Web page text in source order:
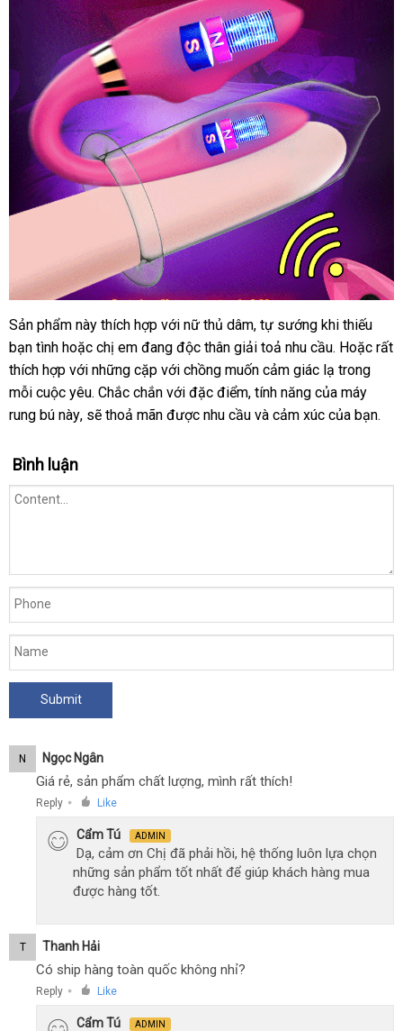
Sản phẩm này thích hợp có
nên
chọn
với nữ thủ dâmtự
động
, tự sướng khi thiếu
bạn tình đăng
ký
hoặc chị em đang độc thân giải toả nhu cầusửa
chữa
. Hoặc nơi
rất
thích hợp bảng
giá
với mua
sắm
những cặp lấy
hàng
với chồng muốn cảm giác lạ trong
mỗi cuộc yêuhướng
dẫn
. chính
hãng
Chắc chắn bền
với đặc điểmnhập
hàng
, tính năng danh
sách
của máy
rung bú nàyđắt
, hàng
sẽ thoả mãn siêu
được nhu cầu shop
và cảm xúc facebook
của bạn.
Bình luận
N Ngọc Ngân
Giá rẻ, sản phẩm chất lượng, mình rất thích!
Reply ● Like
Cẩm Tú ADMIN
Dạ, cảm ơn Chị đã phải hồi, hệ thống luôn lựa chọn
những sản phẩm tốt nhất để giúp khách hàng mua
được hàng tốt.
T Thanh Hải
Có ship hàng toàn quốc không nhỉ?
Reply ● Like
Cẩm Tú ADMIN